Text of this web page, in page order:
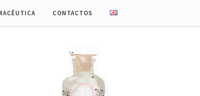
CONTACTOS